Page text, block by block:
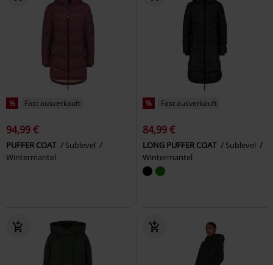
% Fast ausverkauft
94,99 €
PUFFER COAT
Sublevel
Wintermantel
% Fast ausverkauft
84,99 €
LONG PUFFER COAT
Sublevel
Wintermantel